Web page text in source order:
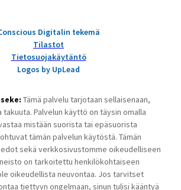
Digitalin tekemä
Tilastot
Tietosuojakäytäntö
Logos by UpLead
Tämä palvelu tarjotaan sellaisenaan,
takuuta. Palvelun käyttö on täysin omalla
mistään suorista tai epäsuorista
tämän palvelun käytöstä. Tämän
sekä verkkosivustomme oikeudelliseen
on tarkoitettu henkilökohtaiseen
oikeudellista neuvontaa. Jos tarvitset
tiettyyn ongelmaan, sinun tulisi kääntyä